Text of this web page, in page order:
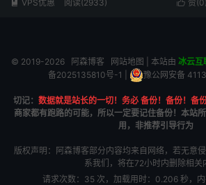
 赞(0)
 VPS优惠 阅读(2933)
© 2019-2026 阿森博客 网站地图 | 本站由 冰云互
备2025135810号-1
豫公网安备
切记： 数据就是站长的一切！务必 备份！备份！备份
商家都有跑路的可能，所以一定要记住备份！本站
用，非推荐引导行为
版权声明：阿森博客部分内容均来自网络，若无意
系我们，将在72小时内删除相关
请求次数：35 次，加载用时：0.206 秒，